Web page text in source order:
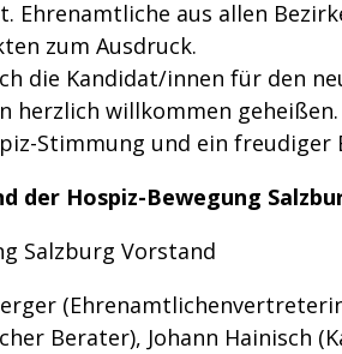
Ehrenamtliche aus allen
zum Ausdruck.
die Kandidat/innen für den
herzlich willkommen
Stimmung und ein
der Hospiz-Bewegung
Berater), Johann Hainisch